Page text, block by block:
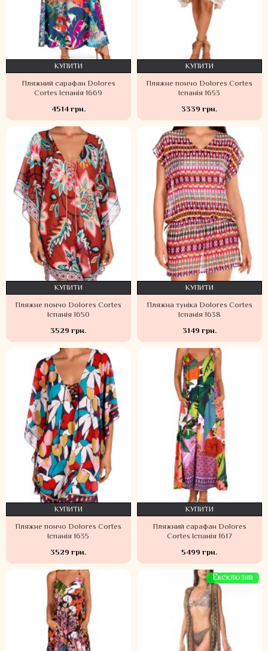
Пляжний сарафан Dolores
Cortes Іспанія 1669
4514 грн.
КУПИТИ
Пляжне пончо Dolores Cortes
Іспанія 1653
3339 грн.
КУПИТИ
Пляжне пончо Dolores Cortes
Іспанія 1650
3529 грн.
КУПИТИ
Пляжна туніка Dolores Cortes
Іспанія 1638
3149 грн.
КУПИТИ
Пляжне пончо Dolores Cortes
Іспанія 1635
3529 грн.
КУПИТИ
Пляжний сарафан Dolores
Cortes Іспанія 1617
5499 грн.
КУПИТИ
Ексклюзив